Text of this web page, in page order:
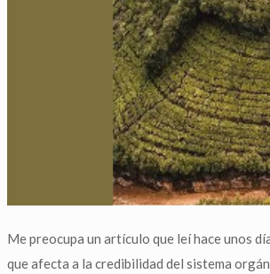
Me preocupa un artículo que leí hace unos
que afecta a la credibilidad del sistema